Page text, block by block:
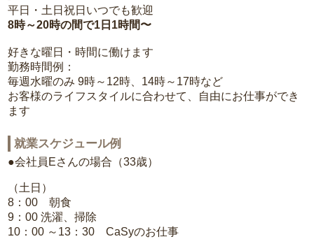
平日・土日祝日いつでも歓迎
8時～20時の間で1日1時間〜
好きな曜日・時間に働けます
勤務時間例：
毎週水曜のみ 9時～12時、14時～17時など
お客様のライフスタイルに合わせて、自由にお仕事ができ
ます
就業スケジュール例
●会社員Eさんの場合（33歳）
（土日）
8：00 朝食
9：00 洗濯、掃除
10：00 ～13：30 CaSyのお仕事